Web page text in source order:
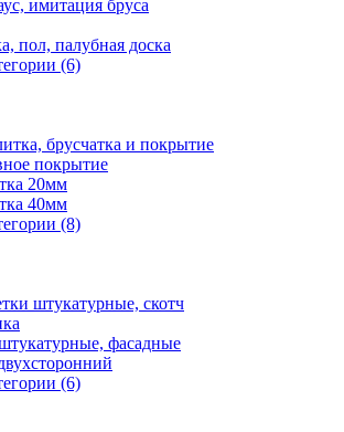
имитация бруса
пол, палубная доска
(6)
брусчатка и покрытие
покрытие
20мм
40мм
(8)
штукатурные, скотч
фасадные
(6)